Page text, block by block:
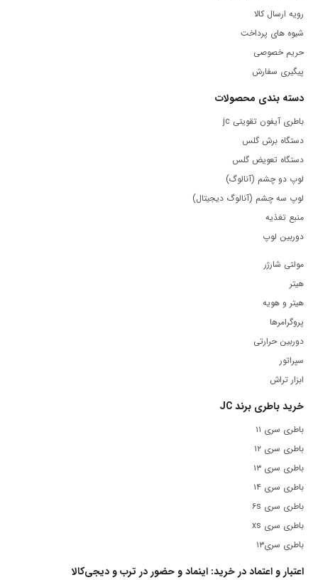
اگر قصد استفاده از این ابزار را دارید، توصیه می‌شود که از افراد متخصص
کمک بگیرید.
برای اطلاعات بیشتر و خرید این محصول می‌توانید به
سایسمراجعه کنید .
رویه ارسال کالا
شیوه های پرداخت
حریم خصوصی
پیگیری سفارش
دسته بندی محصولات
باطری آیفون تقویتی jc
دستگاه برش گلس
دستگاه تعویض گلس
لوپ دو چشم (آنالوگ)
لوپ سه چشم (آنالوگ دیجیتال)
منبع تغذیه
دوربین لوپ
مولتی شارژر
هیتر
هیتر و هویه
پروگرامرها
دوربین حرارتی
سپراتور
ابزار تراش
خرید باطری برند JC
باطری سری ۱۱
باطری سری ۱۲
باطری سری ۱۳
باطری سری ۱۴
باطری سری ۶s
باطری سری xs
باطری سری۱۳
اعتبار و اعتماد در خرید: اینماد و حضور در ترب و دیجی‌کالا